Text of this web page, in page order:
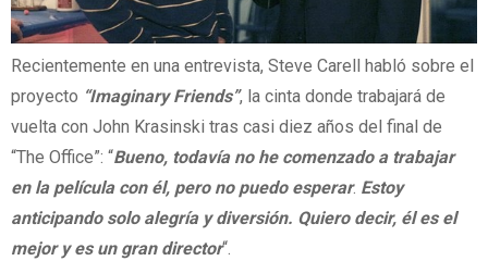
Recientemente en una entrevista, Steve Carell habló sobre el
proyecto “Imaginary Friends”, la cinta donde trabajará de
vuelta con John Krasinski tras casi diez años del final de
“The Office”: “Bueno, todavía no he comenzado a trabajar
en la película con él, pero no puedo esperar. Estoy
anticipando solo alegría y diversión. Quiero decir, él es el
mejor y es un gran director“.